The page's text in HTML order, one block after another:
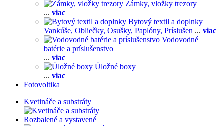
Zámky, vložky trezory
... viac
Bytový textil a doplnky
Vankúše, Obliečky, Osušky, Paplóny, Príslušen ... viac
Vodovodné
batérie a príslušenstvo
... viac
Úložné boxy
... viac
Fotovoltika
Kvetináče a substráty
Rozbalené a vystavené